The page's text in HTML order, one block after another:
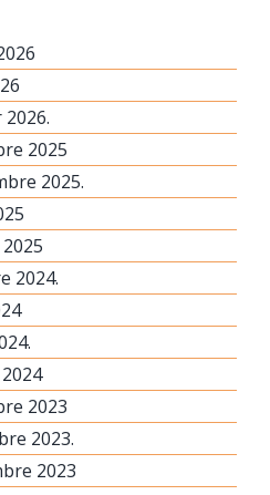
2025
2025.
2024.
2023
2023.
2023